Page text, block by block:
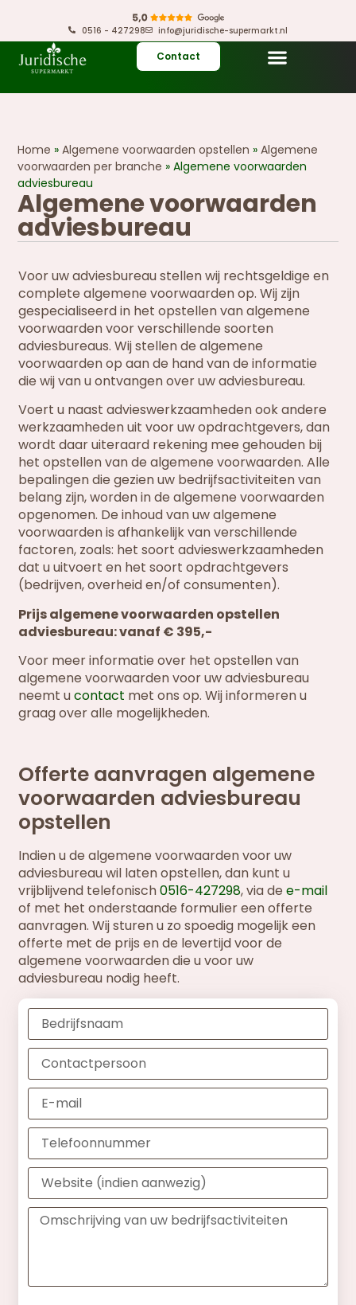
0516 - 427298 info@juridische-supermarkt.nl
Contact
Algemene voorwaarden
adviesbureau
Home »Algemene voorwaarden opstellen »Algemene
voorwaarden per branche »Algemene voorwaarden
adviesbureau
Voor uw adviesbureau stellen wij rechtsgeldige en
complete algemene voorwaarden op. Wij zijn
gespecialiseerd in het opstellen van algemene
voorwaarden voor verschillende soorten
adviesbureaus. Wij stellen de algemene
voorwaarden op aan de hand van de informatie
die wij van u ontvangen over uw adviesbureau.
Voert u naast advieswerkzaamheden ook andere
werkzaamheden uit voor uw opdrachtgevers, dan
wordt daar uiteraard rekening mee gehouden bij
het opstellen van de algemene voorwaarden. Alle
bepalingen die gezien uw bedrijfsactiviteiten van
belang zijn, worden in de algemene voorwaarden
opgenomen. De inhoud van uw algemene
voorwaarden is afhankelijk van verschillende
factoren, zoals: het soort advieswerkzaamheden
dat u uitvoert en het soort opdrachtgevers
(bedrijven, overheid en/of consumenten).
Prijs algemene voorwaarden opstellen
adviesbureau: vanaf € 395,-
Voor meer informatie over het opstellen van
algemene voorwaarden voor uw adviesbureau
neemt ucontact met ons op. Wij informeren u
graag over alle mogelijkheden.
Offerte aanvragen algemene
voorwaarden adviesbureau
opstellen
Indien u de algemene voorwaarden voor uw
adviesbureau wil laten opstellen, dan kunt u
vrijblijvend telefonisch0516-427298, via dee-mail
of met het onderstaande formulier een offerte
aanvragen. Wij sturen u zo spoedig mogelijk een
offerte met de prijs en de levertijd voor de
algemene voorwaarden die u voor uw
adviesbureau nodig heeft.